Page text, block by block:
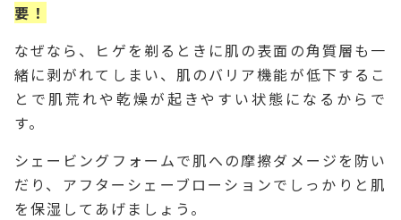
要！
なぜなら、ヒゲを剃るときに肌の表面の角質層も一
緒に剥がれてしまい、肌のバリア機能が低下するこ
とで肌荒れや乾燥が起きやすい状態になるからで
す。
シェービングフォームで肌への摩擦ダメージを防い
だり、アフターシェーブローションでしっかりと肌
を保湿してあげましょう。